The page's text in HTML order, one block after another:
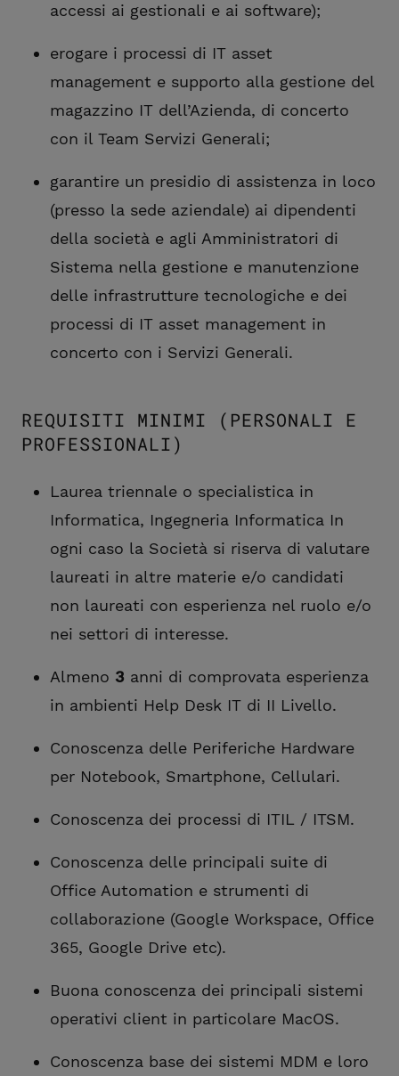
accessi ai gestionali e ai software);
erogare i processi di IT asset
management e supporto alla gestione del
magazzino IT dell’Azienda, di concerto
con il Team Servizi Generali;
garantire un presidio di assistenza in loco
(presso la sede aziendale) ai dipendenti
della società e agli Amministratori di
Sistema nella gestione e manutenzione
delle infrastrutture tecnologiche e dei
processi di IT asset management in
concerto con i Servizi Generali.
REQUISITI MINIMI (PERSONALI E
PROFESSIONALI)
Laurea triennale o specialistica in
Informatica, Ingegneria Informatica In
ogni caso la Società si riserva di valutare
laureati in altre materie e/o candidati
non laureati con esperienza nel ruolo e/o
nei settori di interesse.
Almeno 3 anni di comprovata esperienza
in ambienti Help Desk IT di II Livello.
Conoscenza delle Periferiche Hardware
per Notebook, Smartphone, Cellulari.
Conoscenza dei processi di ITIL / ITSM.
Conoscenza delle principali suite di
Office Automation e strumenti di
collaborazione (Google Workspace, Office
365, Google Drive etc).
Buona conoscenza dei principali sistemi
operativi client in particolare MacOS.
Conoscenza base dei sistemi MDM e loro